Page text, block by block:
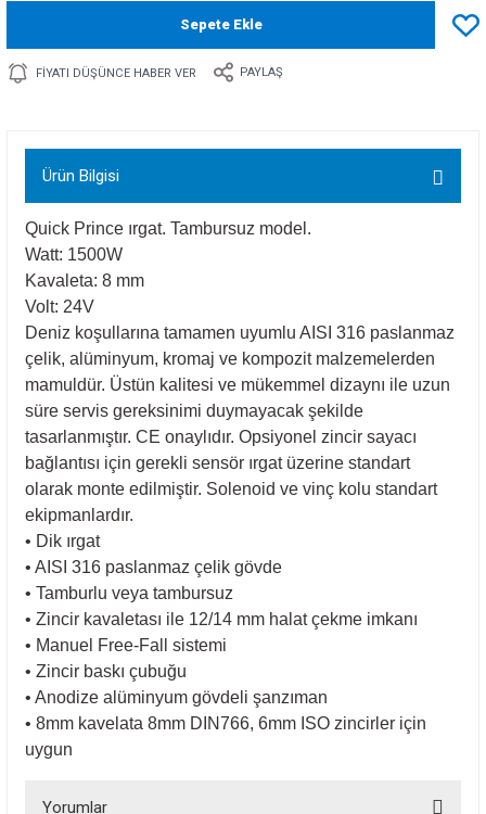
Sepete Ekle
FIYATI DÜŞÜNCE HABER VER PAYLAŞ
Ürün Bilgisi
Quick Prince ırgat. Tambursuz model.
Watt: 1500W
Kavaleta: 8 mm
Volt: 24V
Deniz koşullarına tamamen uyumlu AISI 316 paslanmaz
çelik, alüminyum, kromaj ve kompozit malzemelerden
mamuldür. Üstün kalitesi ve mükemmel dizaynı ile uzun
süre servis gereksinimi duymayacak şekilde
tasarlanmıştır. CE onaylıdır. Opsiyonel zincir sayacı
bağlantısı için gerekli sensör ırgat üzerine standart
olarak monte edilmiştir. Solenoid ve vinç kolu standart
ekipmanlardır.
• Dik ırgat
• AISI 316 paslanmaz çelik gövde
• Tamburlu veya tambursuz
• Zincir kavaletası ile 12/14 mm halat çekme imkanı
• Manuel Free-Fall sistemi
• Zincir baskı çubuğu
• Anodize alüminyum gövdeli şanzıman
• 8mm kavelata 8mm DIN766, 6mm ISO zincirler için
uygun
Yorumlar